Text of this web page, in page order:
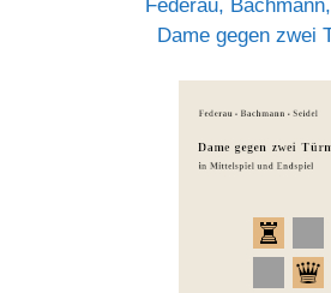
Federau,
Dame gegen zwei